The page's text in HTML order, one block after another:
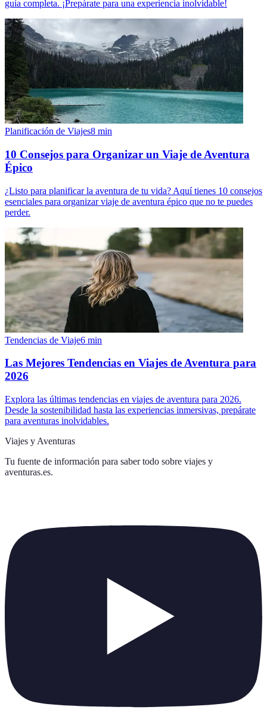
guía completa. ¡Prepárate para una experiencia inolvidable!
Planificación de Viajes8 min
10 Consejos para Organizar un Viaje de Aventura
Épico
¿Listo para planificar la aventura de tu vida? Aquí tienes 10 consejos
esenciales para organizar viaje de aventura épico que no te puedes
perder.
Tendencias de Viaje6 min
Las Mejores Tendencias en Viajes de Aventura para
2026
Explora las últimas tendencias en viajes de aventura para 2026.
Desde la sostenibilidad hasta las experiencias inmersivas, prepárate
para aventuras inolvidables.
Viajes y Aventuras
Tu fuente de información para saber todo sobre viajes y
aventuras.es.